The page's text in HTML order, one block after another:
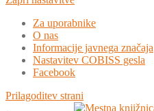
Za uporabnike
O nas
Informacije javnega značaja
Nastavitev COBISS gesla
Facebook
Prilagoditev strani